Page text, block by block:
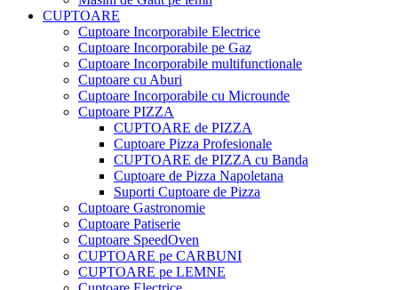
CUPTOARE
Cuptoare Incorporabile Electrice
Cuptoare Incorporabile pe Gaz
Cuptoare Incorporabile multifunctionale
Cuptoare cu Aburi
Cuptoare Incorporabile cu Microunde
Cuptoare PIZZA
CUPTOARE de PIZZA
Cuptoare Pizza Profesionale
CUPTOARE de PIZZA cu Banda
Cuptoare de Pizza Napoletana
Suporti Cuptoare de Pizza
Cuptoare Gastronomie
Cuptoare Patiserie
Cuptoare SpeedOven
CUPTOARE pe CARBUNI
CUPTOARE pe LEMNE